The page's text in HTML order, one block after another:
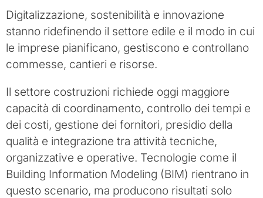
Digitalizzazione, sostenibilità e innovazione
stanno ridefinendo il settore edile e il modo in cui
le imprese pianificano, gestiscono e controllano
commesse, cantieri e risorse.
Il settore costruzioni richiede oggi maggiore
capacità di coordinamento, controllo dei tempi e
dei costi, gestione dei fornitori, presidio della
qualità e integrazione tra attività tecniche,
organizzative e operative. Tecnologie come il
Building Information Modeling (BIM) rientrano in
questo scenario, ma producono risultati solo